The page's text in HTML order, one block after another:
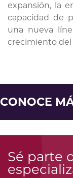
expansión, la
capacidad de
una nueva
crecimiento del
CONOCE
Sé parte